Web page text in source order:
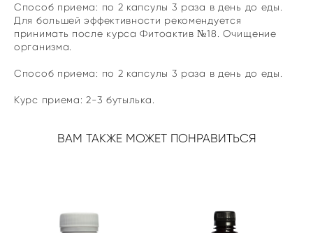
Способ приема: по 2 капсулы 3 раза в день до еды.
Для большей эффективности рекомендуется
принимать после курса Фитоактив №18. Очищение
организма.
Способ приема: по 2 капсулы 3 раза в день до еды.
Курс приема: 2-3 бутылька.
ВАМ ТАКЖЕ МОЖЕТ ПОНРАВИТЬСЯ